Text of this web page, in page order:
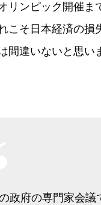
リンピック開催ま
こそ日本経済の損
間違いないと思い
政府の専門家会議